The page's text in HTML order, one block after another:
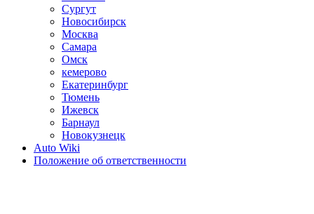
Сургут
Новосибирск
Москва
Самара
Омск
кемерово
Екатеринбург
Тюмень
Ижевск
Барнаул
Новокузнецк
Auto Wiki
Положение об ответственности